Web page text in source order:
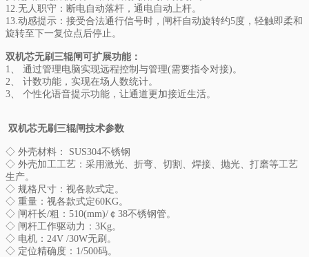
12.无人职守：断电自动落杆，通电自动上杆。
13.动感提示：接受合法通行信号时，闸杆自动旋转约5度，轻触即柔和
旋转至下一复位点后停止。
双机芯无刷三辊闸可扩展功能：
1、 通过管理电脑实现远程控制与管理(需要指令对接)。
2、 计数功能，实现在场人数统计。
3、 个性化语音提示功能，让通道更加接近生活。
双机芯无刷三辊闸技术参数
◇ 外壳材料： SUS304不锈钢
◇ 外壳加工工艺：采用激光、折弯、切割、焊接、抛光、打磨等工艺
生产。
◇ 规格尺寸：视各款式定。
◇ 重量：视各款式定60KG。
◇ 闸杆长/粗：510(mm)/￠38不锈钢管。
◇ 闸杆工作驱动力：3Kg。
◇ 电机：24V /30W无刷。
◇ 定位精确度：1/500码。